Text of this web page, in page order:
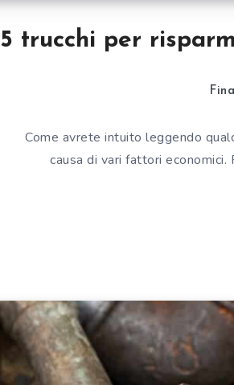
5 trucchi per
Come avrete intuito leggendo
causa di vari fattori